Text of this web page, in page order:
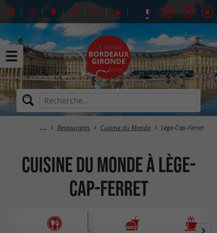
Restaurants Cuisine du Monde Lège-Cap-Ferret
Cuisine du Monde à Lège-
Cap-Ferret